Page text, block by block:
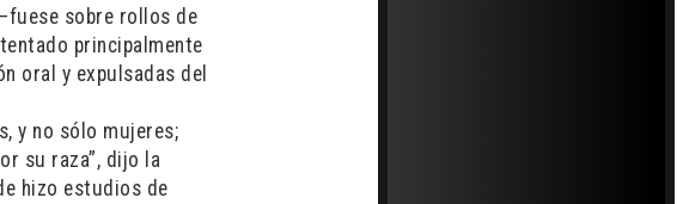
sobre rollos de
principalmente
oral y expulsadas del
y no sólo mujeres;
su raza”, dijo la
hizo estudios de